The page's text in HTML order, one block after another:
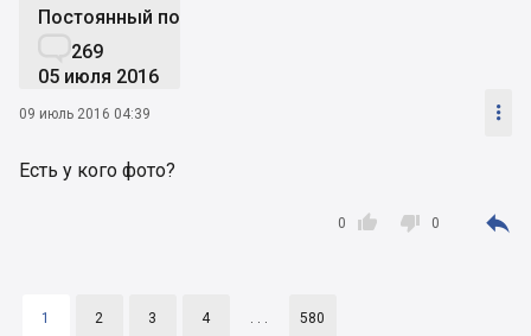
Постоянный пользователь
269
05 июля 2016
09 июль 2016 04:39 
Есть у кого фото?

0  0 
1 2 3 4 . . . 580